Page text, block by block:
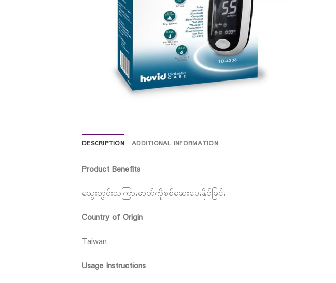
DESCRIPTION ADDITIONAL INFORMATION
Product Benefits
သွေးတွင်းသကြားဓာတ်ကိုစစ်ဆေးပေးနိုင်ခြင်း
Country of Origin
Taiwan
Usage Instructions